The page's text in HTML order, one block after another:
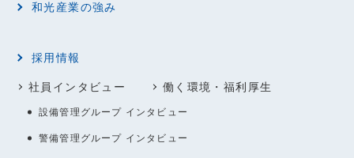
和光産業の強み
採用情報
社員インタビュー 働く環境・福利厚生
設備管理グループ インタビュー
警備管理グループ インタビュー